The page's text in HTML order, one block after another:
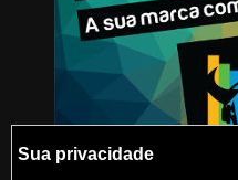
Sua privacidade